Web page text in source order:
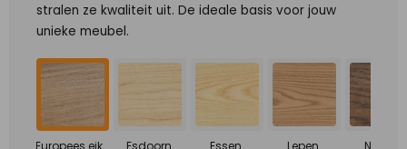
stralen ze kwaliteit uit. De ideale basis voor jouw
unieke meubel.
Europees eiken Esdoorn Essen Lepen Noten